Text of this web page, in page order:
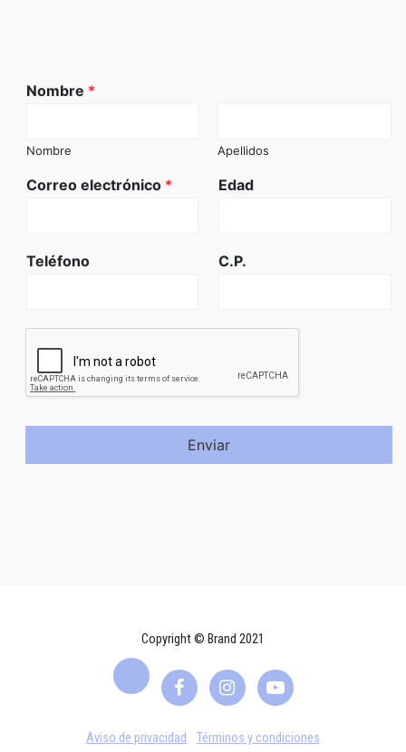
Nombre *
Nombre Apellidos
Correo electrónico * Edad
Teléfono C.P.
Enviar
Copyright © Brand 2021
Aviso de privacidad Términos y condiciones